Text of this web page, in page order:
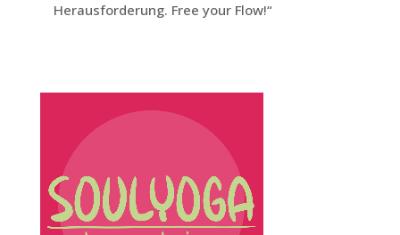
Herausforderung. Free your Flow!“